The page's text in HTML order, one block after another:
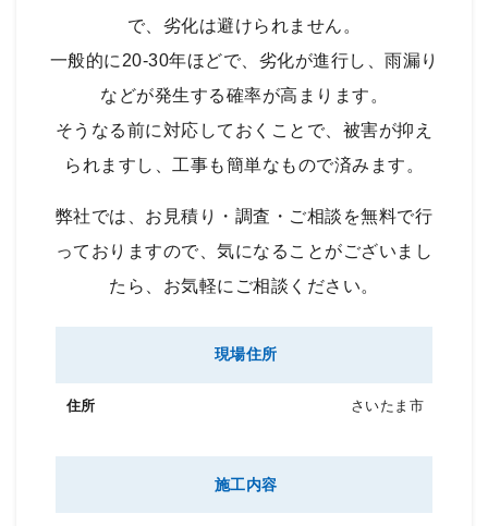
で、劣化は避けられません。
一般的に20-30年ほどで、劣化が進行し、雨漏り
などが発生する確率が高まります。
そうなる前に対応しておくことで、被害が抑え
られますし、工事も簡単なもので済みます。
弊社では、お見積り・調査・ご相談を無料で行
っておりますので、気になることがございまし
たら、お気軽にご相談ください。
現場住所
さいたま市
施工内容